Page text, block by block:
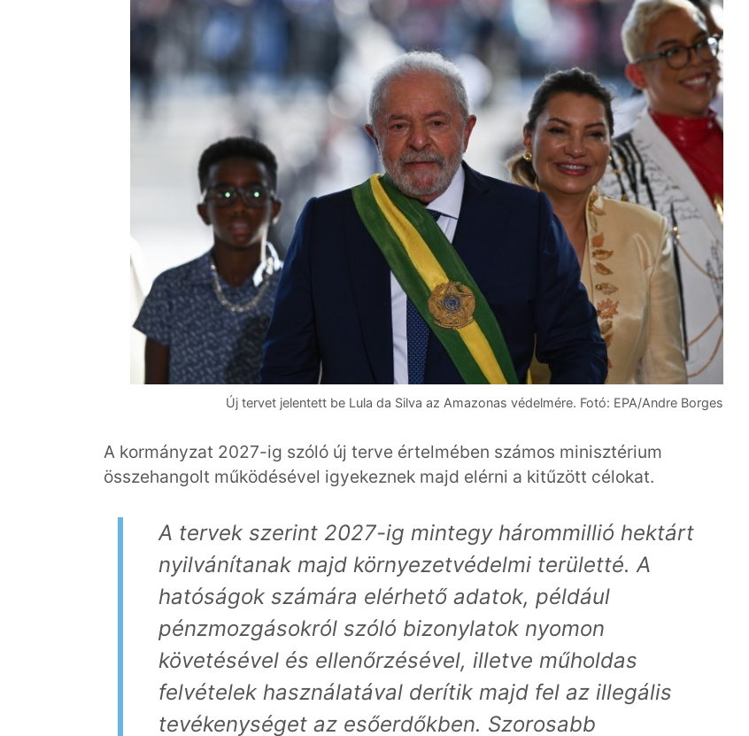
Új tervet jelentett be Lula da Silva az Amazonas védelmére. Fotó: EPA/Andre Borges
A kormányzat 2027-ig szóló új terve értelmében számos minisztérium
összehangolt működésével igyekeznek majd elérni a kitűzött célokat.
A tervek szerint 2027-ig mintegy hárommillió hektárt
nyilvánítanak majd környezetvédelmi területté. A
hatóságok számára elérhető adatok, például
pénzmozgásokról szóló bizonylatok nyomon
követésével és ellenőrzésével, illetve műholdas
felvételek használatával derítik majd fel az illegális
tevékenységet az esőerdőkben. Szorosabb